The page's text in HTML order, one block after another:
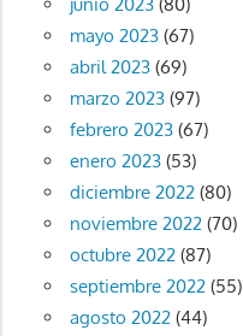
mayo 2023(67)
abril 2023(69)
marzo 2023(97)
febrero 2023(67)
enero 2023(53)
diciembre 2022(80)
noviembre 2022(70)
octubre 2022(87)
septiembre 2022(55)
agosto 2022(44)